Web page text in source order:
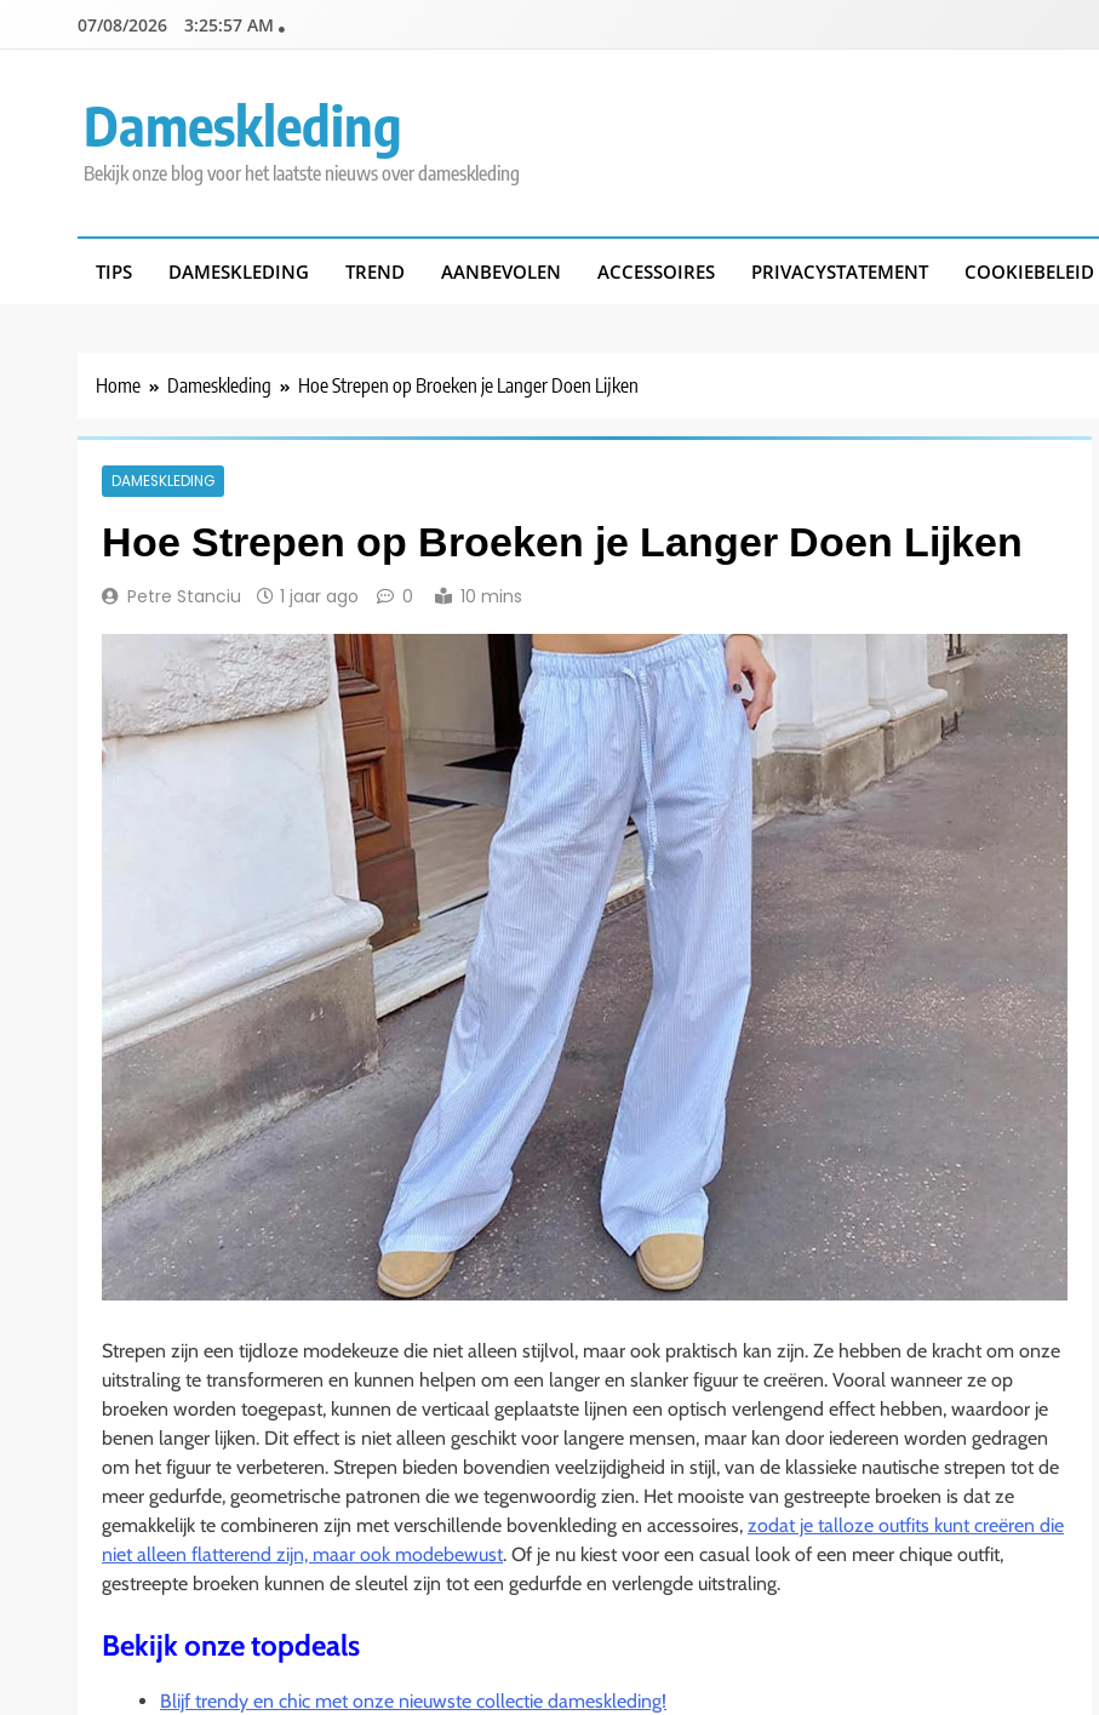
07/08/2026 3:25:59 AM
Dameskleding
Bekijk onze blog voor het laatste nieuws over dameskleding
TIPS DAMESKLEDING TREND AANBEVOLEN ACCESSOIRES PRIVACYSTATEMENT COOKIEBELEID
Home Dameskleding Hoe Strepen op Broeken je Langer Doen Lijken
DAMESKLEDING
Hoe Strepen op Broeken je Langer Doen Lijken
Petre Stanciu 1 jaar ago 0 10 mins
Strepen zijn een tijdloze modekeuze die niet alleen stijlvol, maar ook praktisch kan zijn. Ze hebben de kracht om onze
uitstraling te transformeren en kunnen helpen om een langer en slanker figuur te creëren. Vooral wanneer ze op
broeken worden toegepast, kunnen de verticaal geplaatste lijnen een optisch verlengend effect hebben, waardoor je
benen langer lijken. Dit effect is niet alleen geschikt voor langere mensen, maar kan door iedereen worden gedragen
om het figuur te verbeteren. Strepen bieden bovendien veelzijdigheid in stijl, van de klassieke nautische strepen tot de
meer gedurfde, geometrische patronen die we tegenwoordig zien. Het mooiste van gestreepte broeken is dat ze
gemakkelijk te combineren zijn met verschillende bovenkleding en accessoires, zodat je talloze outfits kunt creëren die
niet alleen flatterend zijn, maar ook modebewust. Of je nu kiest voor een casual look of een meer chique outfit,
gestreepte broeken kunnen de sleutel zijn tot een gedurfde en verlengde uitstraling.
Bekijk onze topdeals
Blijf trendy en chic met onze nieuwste collectie dameskleding!